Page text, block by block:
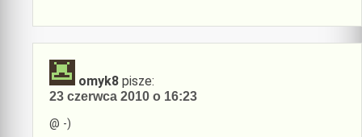
omyk8 pisze:
23 czerwca 2010 o 16:23
@ -)